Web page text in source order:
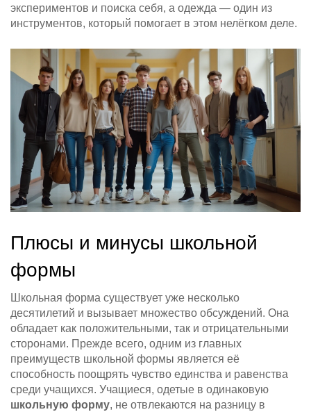
экспериментов и поиска себя, а одежда — один из
инструментов, который помогает в этом нелёгком деле.
Плюсы и минусы школьной
формы
Школьная форма существует уже несколько
десятилетий и вызывает множество обсуждений. Она
обладает как положительными, так и отрицательными
сторонами. Прежде всего, одним из главных
преимуществ школьной формы является её
способность поощрять чувство единства и равенства
среди учащихся. Учащиеся, одетые в одинаковую
школьную форму, не отвлекаются на разницу в